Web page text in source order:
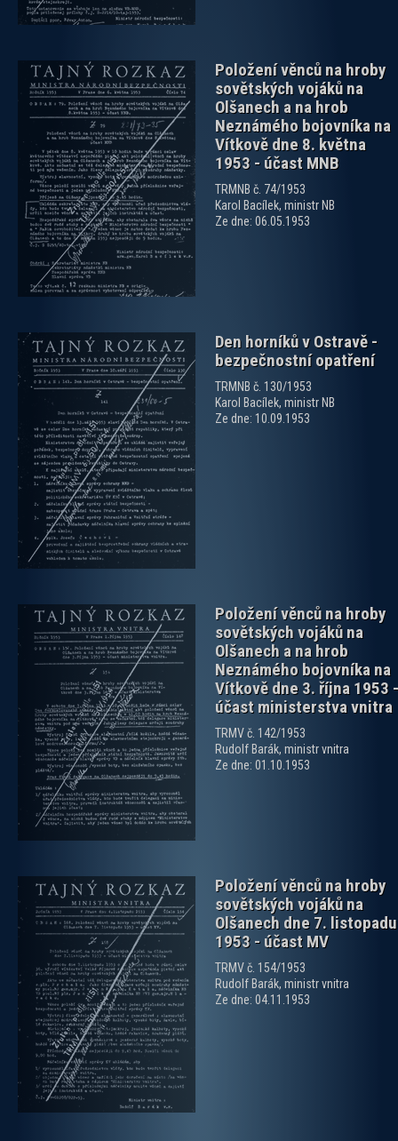
Položení věnců na hroby
sovětských vojáků na
Olšanech a na hrob
Neznámého bojovníka na
Vítkově dne 8. května
1953 - účast MNB
TRMNB č. 74/1953
Karol Bacílek, ministr NB
Ze dne: 06.05.1953
Den horníků v Ostravě -
bezpečnostní opatření
TRMNB č. 130/1953
Karol Bacílek, ministr NB
Ze dne: 10.09.1953
zobrazit PDF dokument
Položení věnců na hroby
sovětských vojáků na
Olšanech a na hrob
Neznámého bojovníka na
Vítkově dne 3. října 1953 -
účast ministerstva vnitra
TRMV č. 142/1953
Rudolf Barák, ministr vnitra
Ze dne: 01.10.1953
zobrazit PDF dokument
Položení věnců na hroby
sovětských vojáků na
Olšanech dne 7. listopadu
1953 - účast MV
TRMV č. 154/1953
Rudolf Barák, ministr vnitra
Ze dne: 04.11.1953
zobrazit PDF dokument
zobrazit PDF dokument